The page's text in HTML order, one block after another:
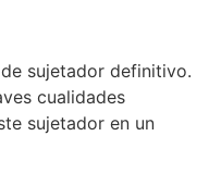
sujetador definitivo.
cualidades
sujetador en un